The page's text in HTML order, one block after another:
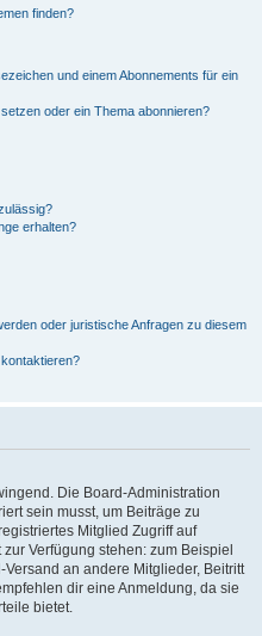
finden?
und einem Abonnements für ein
oder ein Thema abonnieren?
erhalten?
oder juristische Anfragen zu diesem
Die Board-Administration
sein musst, um Beiträge zu
Mitglied Zugriff auf
Verfügung stehen: zum Beispiel
an andere Mitglieder, Beitritt
dir eine Anmeldung, da sie
bietet.